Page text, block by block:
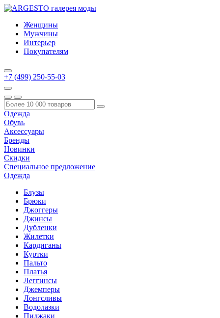
Женщины
Мужчины
Интерьер
Покупателям
+7 (499) 250-55-03
Одежда
Обувь
Аксессуары
Бренды
Новинки
Скидки
Специальное предложение
Одежда
Блузы
Брюки
Джоггеры
Джинсы
Дубленки
Жилетки
Кардиганы
Куртки
Пальто
Платья
Леггинсы
Джемперы
Лонгсливы
Водолазки
Пиджаки